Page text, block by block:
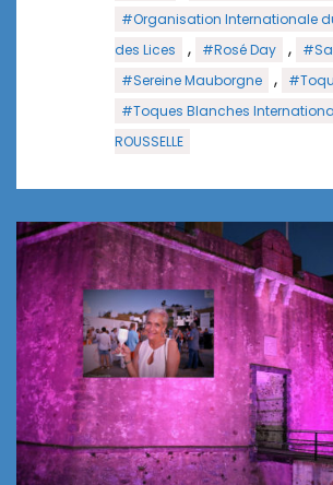
#Organisation Internationale
des Lices
, #Rosé Day ,
#Sereine Mauborgne ,
#Toques Blanches
ROUSSELLE